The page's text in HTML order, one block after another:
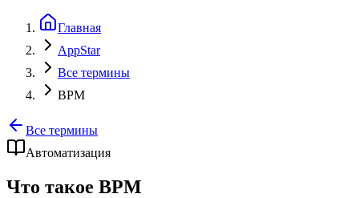
Главная
AppStar
Все термины
BPM
Все термины
Автоматизация
Что такое BPM